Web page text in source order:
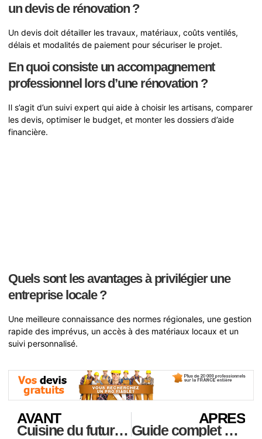
un devis de rénovation ?
Un devis doit détailler les travaux, matériaux, coûts ventilés,
délais et modalités de paiement pour sécuriser le projet.
En quoi consiste un accompagnement
professionnel lors d’une rénovation ?
Il s’agit d’un suivi expert qui aide à choisir les artisans, comparer
les devis, optimiser le budget, et monter les dossiers d’aide
financière.
Quels sont les avantages à privilégier une
entreprise locale ?
Une meilleure connaissance des normes régionales, une gestion
rapide des imprévus, un accès à des matériaux locaux et un
suivi personnalisé.
AVANT
Cuisine du futur à Paris 11ème : inspirations et astuces pour une rénovation innovante en 2025
APRES
Guide complet pour réussir vos rénovations à Neuilly-sur-Seine (92200